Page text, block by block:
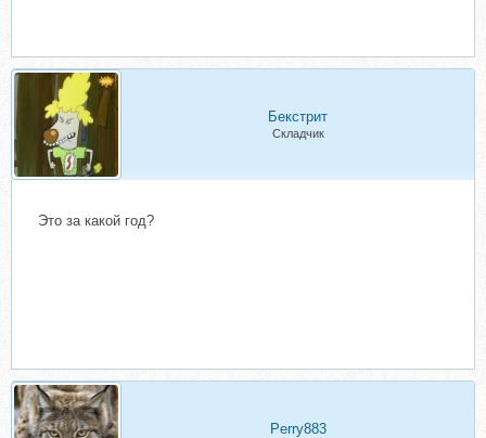
Бекстрит
Складчик
Это за какой год?
Perry883